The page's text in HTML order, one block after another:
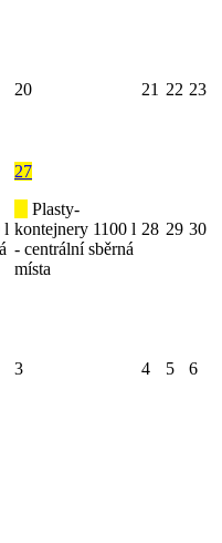
20 21 22 23
l
27
Plasty-
kontejnery 1100 l
- centrální sběrná
místa
28 29 30
3 4 5 6